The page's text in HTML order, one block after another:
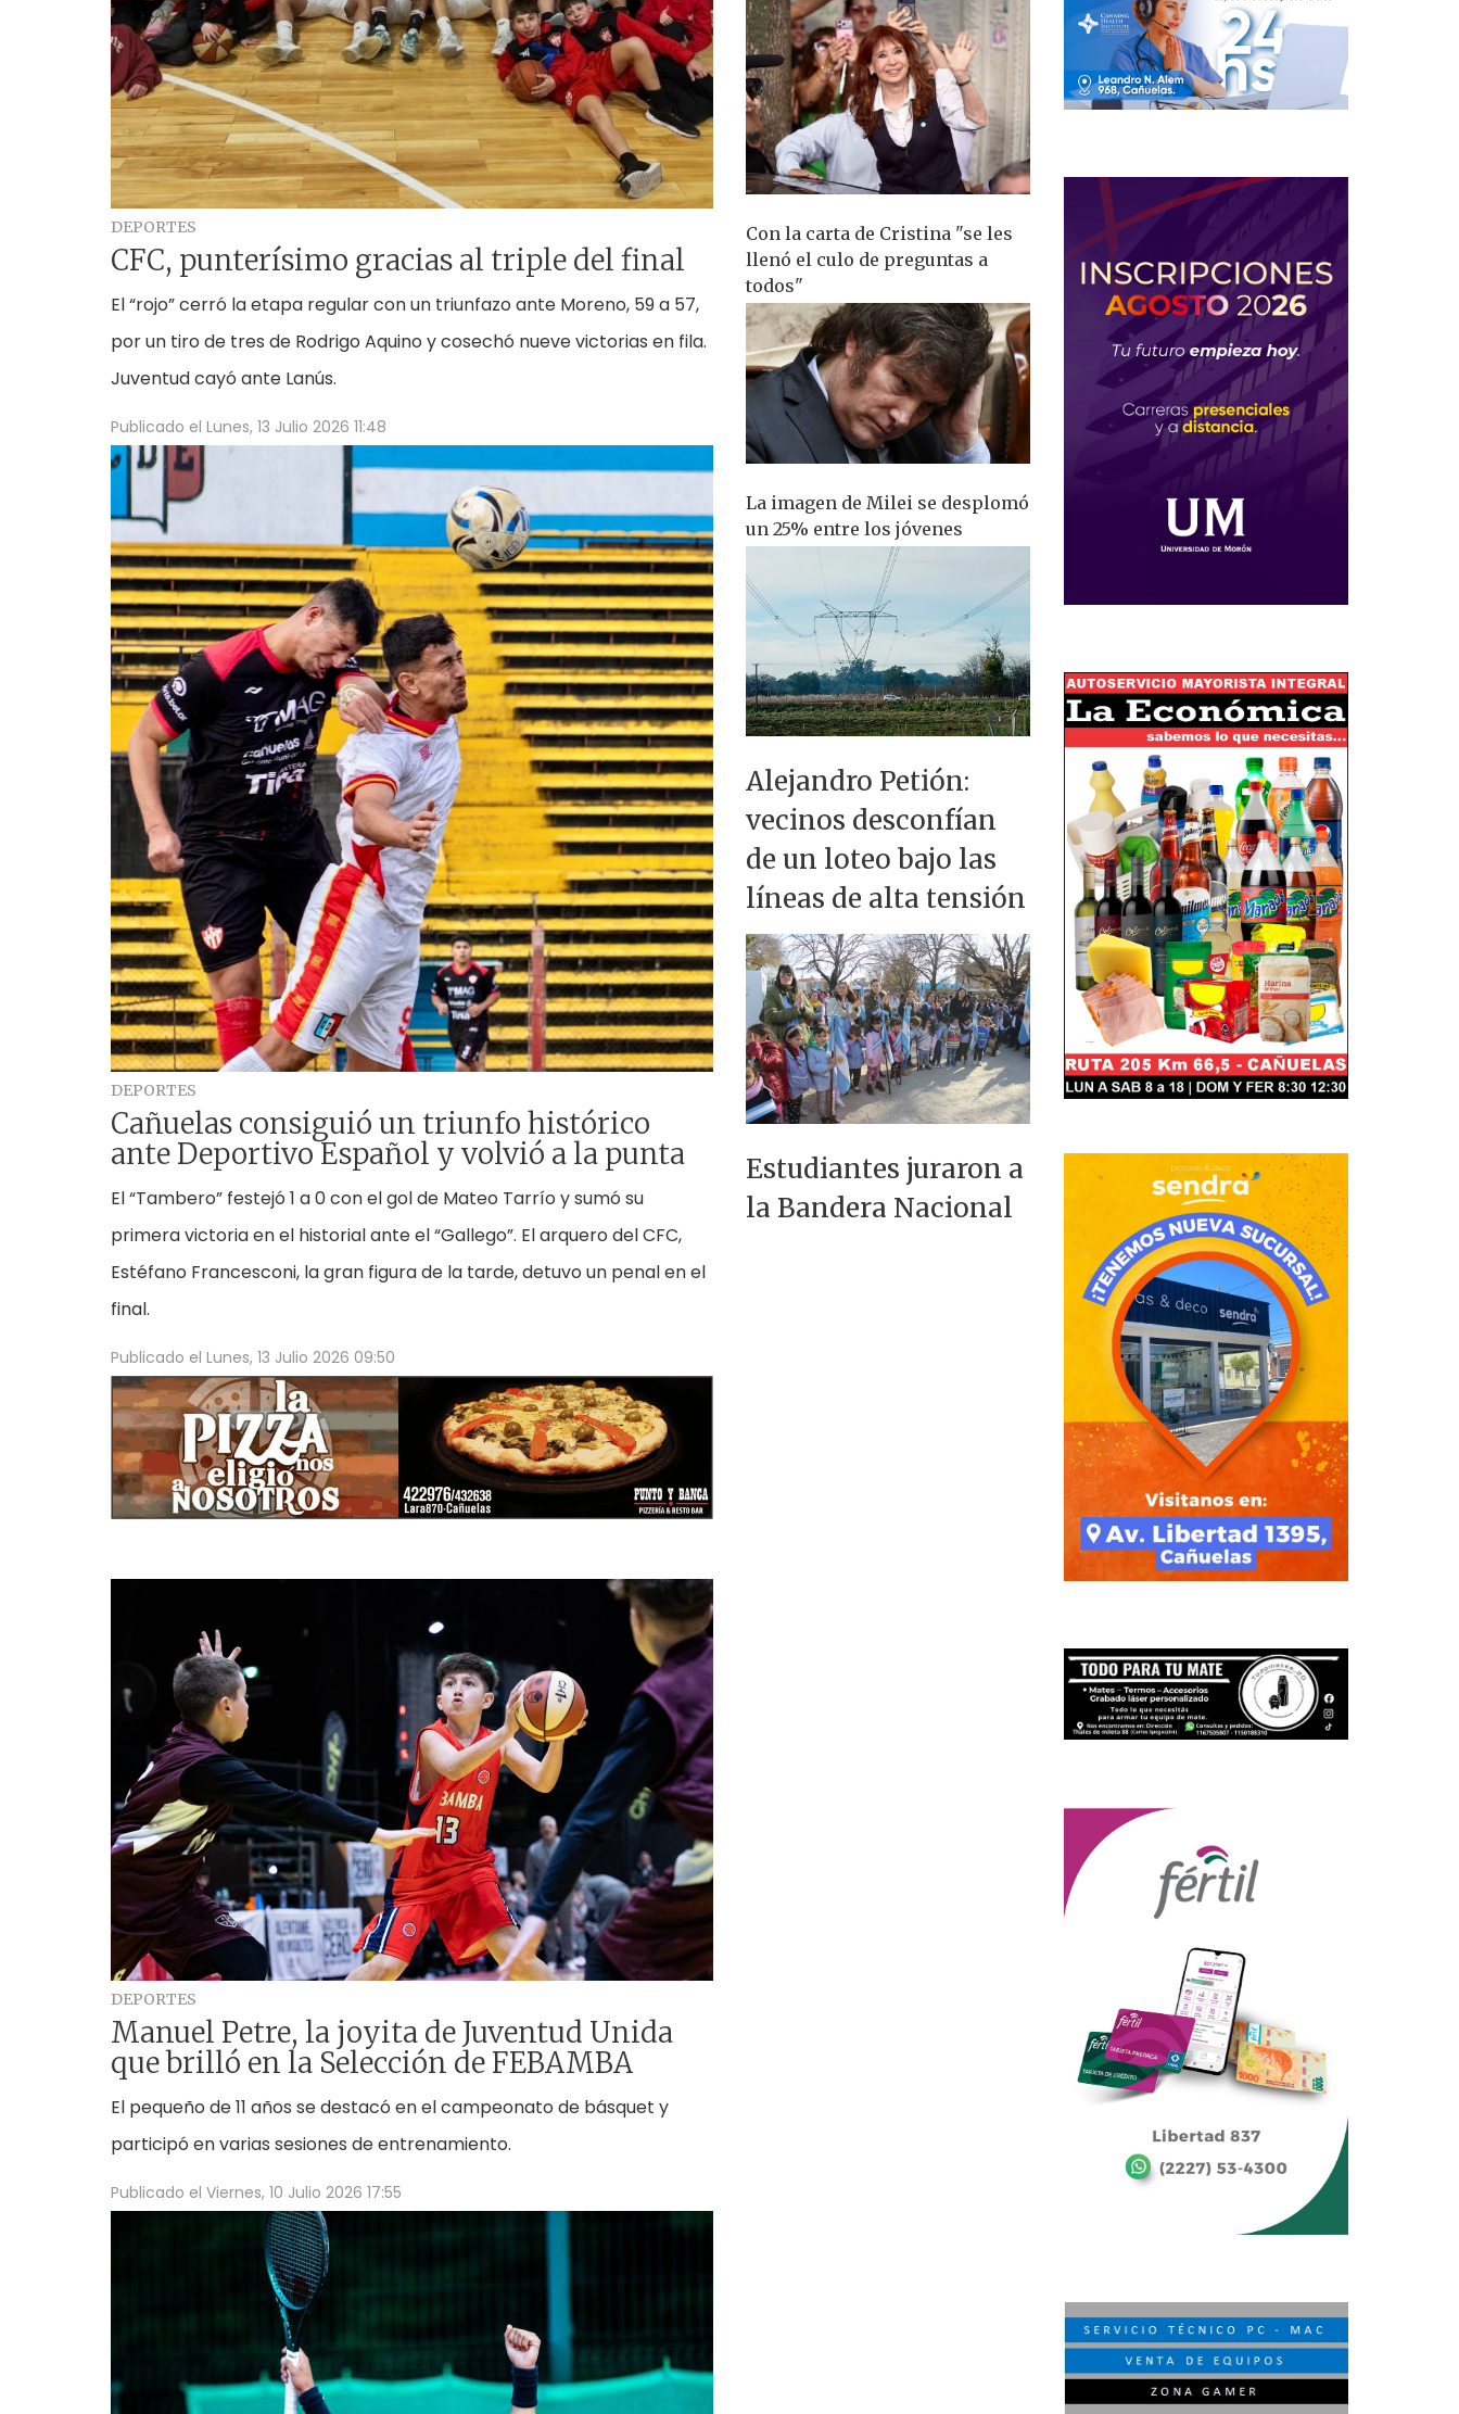
DEPORTES
CFC, punterísimo gracias al triple del final
El “rojo” cerró la etapa regular con un triunfazo ante Moreno, 59 a 57,
por un tiro de tres de Rodrigo Aquino y cosechó nueve victorias en fila.
Juventud cayó ante Lanús.
Publicado el Lunes, 13 Julio 2026 11:48
DEPORTES
Cañuelas consiguió un triunfo histórico
ante Deportivo Español y volvió a la punta
El “Tambero” festejó 1 a 0 con el gol de Mateo Tarrío y sumó su
primera victoria en el historial ante el “Gallego”. El arquero del CFC,
Estéfano Francesconi, la gran figura de la tarde, detuvo un penal en el
final.
Publicado el Lunes, 13 Julio 2026 09:50
DEPORTES
Manuel Petre, la joyita de Juventud Unida
que brilló en la Selección de FEBAMBA
El pequeño de 11 años se destacó en el campeonato de básquet y
participó en varias sesiones de entrenamiento.
Publicado el Viernes, 10 Julio 2026 17:55
Con la carta de Cristina "se les
llenó el culo de preguntas a
todos"
La imagen de Milei se desplomó
un 25% entre los jóvenes
Alejandro Petión:
vecinos desconfían
de un loteo bajo las
líneas de alta tensión
Estudiantes juraron a
la Bandera Nacional